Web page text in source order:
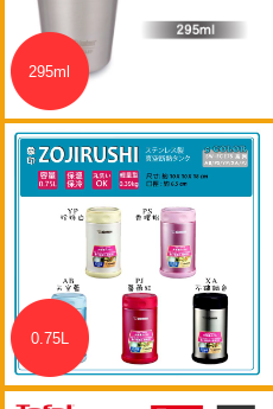
295ml
0.75L